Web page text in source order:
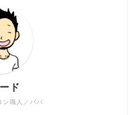
ン職人／パパ
ド